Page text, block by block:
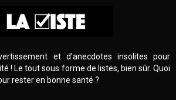
et d’anecdotes insolites pour
! Le tout sous forme de listes, bien sûr. Quoi
rester en bonne santé ?